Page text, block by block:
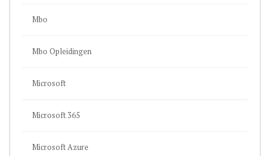
Mbo
Mbo Opleidingen
Microsoft
Microsoft 365
Microsoft Azure